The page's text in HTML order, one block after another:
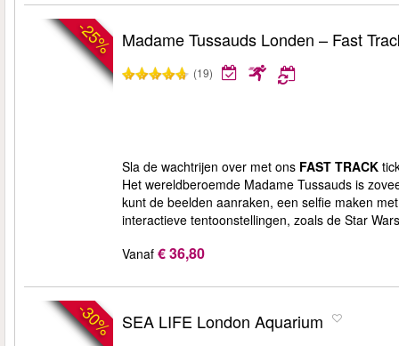
-25% Madame Tussauds Londen – Fast
(19)
Sla de wachtrijen over met ons FAST TRACK
Het wereldberoemde Madame Tussauds is
kunt de beelden aanraken, een selfie maken
interactieve tentoonstellingen, zoals de Star
Vanaf € 36,80
-30% SEA LIFE London Aquarium